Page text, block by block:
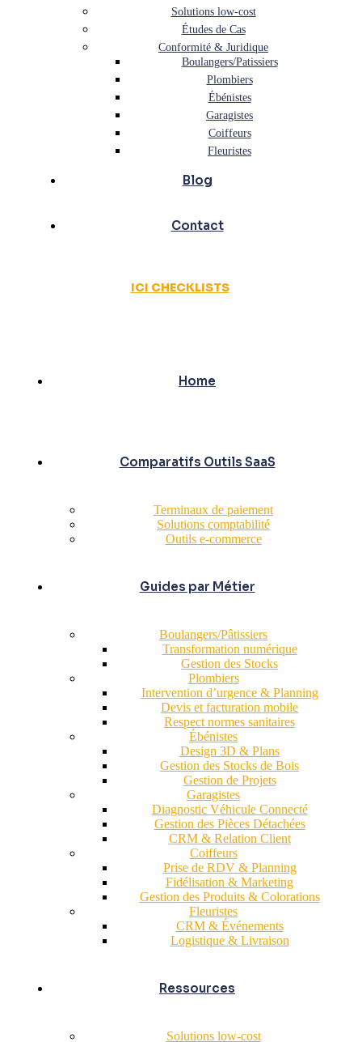
Solutions low-cost
Études de Cas
Conformité & Juridique
Boulangers/Patissiers
Plombiers
Ébénistes
Garagistes
Coiffeurs
Fleuristes
Blog
Contact
ICI CHECKLISTS
Home
Comparatifs Outils SaaS
Terminaux de paiement
Solutions comptabilité
Outils e-commerce
Guides par Métier
Boulangers/Pâtissiers
Transformation numérique
Gestion des Stocks
Plombiers
Intervention d’urgence & Planning
Devis et facturation mobile
Respect normes sanitaires
Ébénistes
Design 3D & Plans
Gestion des Stocks de Bois
Gestion de Projets
Garagistes
Diagnostic Véhicule Connecté
Gestion des Pièces Détachées
CRM & Relation Client
Coiffeurs
Prise de RDV & Planning
Fidélisation & Marketing
Gestion des Produits & Colorations
Fleuristes
CRM & Événements
Logistique & Livraison
Ressources
Solutions low-cost